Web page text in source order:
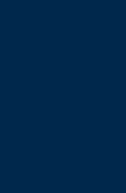
ve Tatlıları